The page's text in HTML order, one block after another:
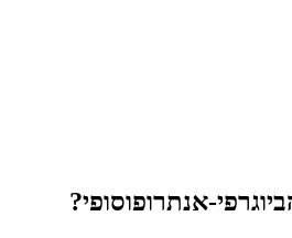
אנתרופוסופי?